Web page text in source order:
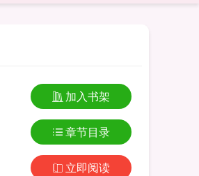
加入书架
章节目录
立即阅读